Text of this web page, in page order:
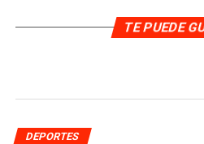
TE PUEDE
DEPORTES